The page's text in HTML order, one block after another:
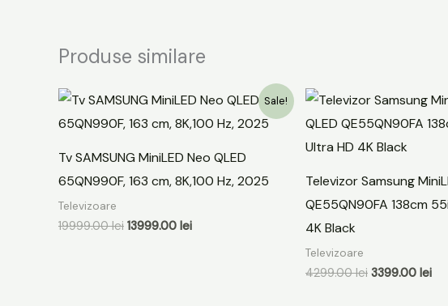
Produse similare
Sale!
Tv SAMSUNG MiniLED Neo QLED
65QN990F, 163 cm, 8K,100 Hz, 2025
Televizoare
19999.00lei
Prețul
inițial
a
19999.00 lei.
13999.00 lei
Prețul
curent
este:
Televizor Samsung
QE55QN90FA 138cm
4K Black
Televizoare
4299.00lei
Prețul
inițial
a
4299.00 lei.
3399.00 lei